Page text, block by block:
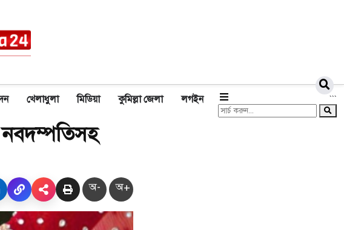
```
খেলাধুলা মিডিয়া কুমিল্লা জেলা লগইন
নবদম্পতিসহ
অ- অ+